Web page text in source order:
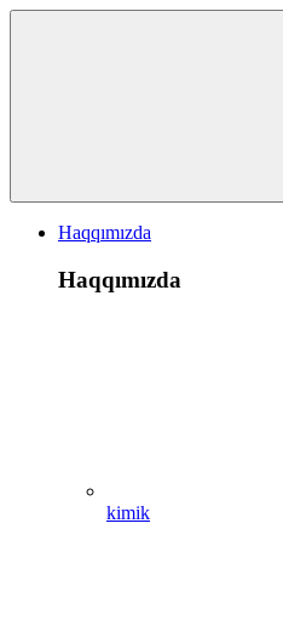
Haqqımızda
Haqqımızda
kimik